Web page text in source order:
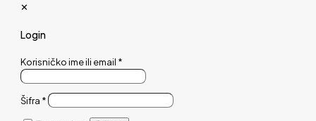
✕
Login
Korisničko ime ili email *
Šifra *